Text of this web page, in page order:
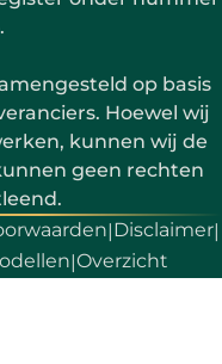
op basis
Hoewel wij
kunnen wij de
geen rechten
|Disclaimer|
|Overzicht